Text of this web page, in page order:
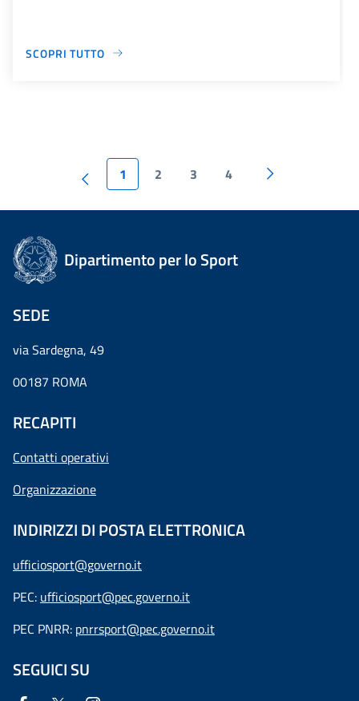
SCOPRI TUTTO
1 2 3 4
Dipartimento per lo Sport
SEDE
via Sardegna, 49
00187 ROMA
RECAPITI
Contatti operativi
Organizzazione
INDIRIZZI DI POSTA ELETTRONICA
ufficiosport@governo.it
PEC: ufficiosport@pec.governo.it
PEC PNRR: pnrrsport@pec.governo.it
SEGUICI SU